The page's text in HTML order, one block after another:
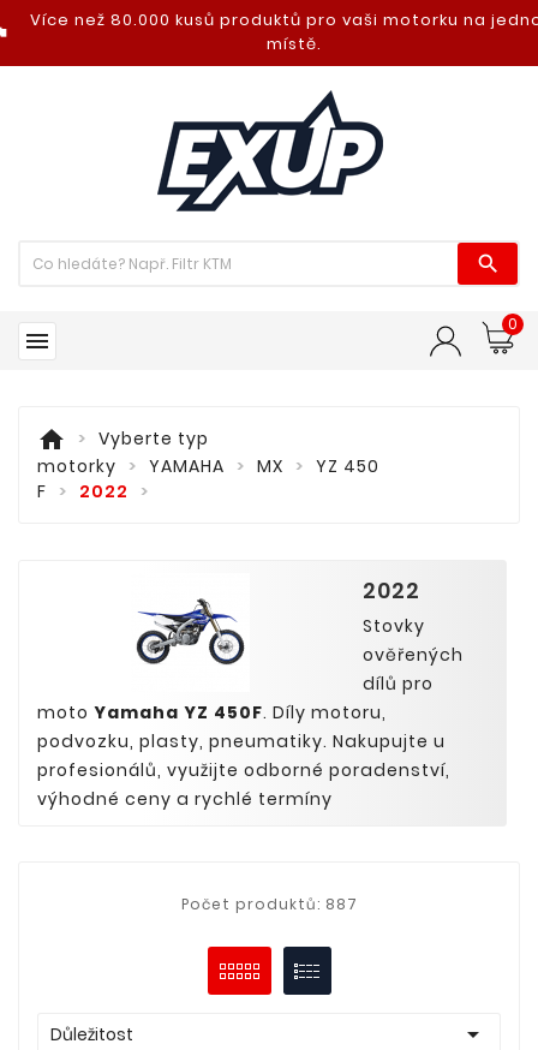
Více než 80.000 kusů produktů pro vaši motorku na
místě.


0
home
Vyberte typ
motorky
YAMAHA MX
YZ 450
F
2022
2022
Stovky
ověřených
dílů pro
moto Yamaha YZ 450F. Díly motoru,
podvozku, plasty, pneumatiky. Nakupujte u
profesionálů, využijte odborné poradenství,
výhodné ceny a rychlé termíny
Počet produktů: 887
Důležitost 